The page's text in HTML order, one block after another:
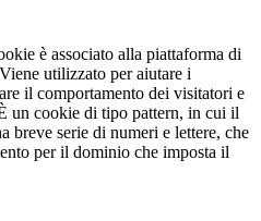
è associato alla piattaforma di
utilizzato per aiutare i
il comportamento dei visitatori e
un cookie di tipo pattern, in cui il
breve serie di numeri e lettere, che
per il dominio che imposta il